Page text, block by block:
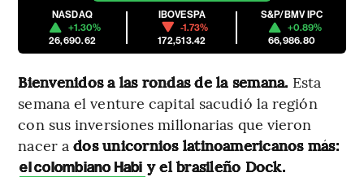
NASDAQ
+1.30%
26,690.62
IBOVESPA
-1.73%
172,513.42
S&P/BMV IPC
+0.89%
66,986.80
Bienvenidos a las rondas de la semana. Esta
semana el venture capital sacudió la región
con sus inversiones millonarias que vieron
nacer ados unicornios latinoamericanos más:
el colombiano Habi y el brasileño Dock.